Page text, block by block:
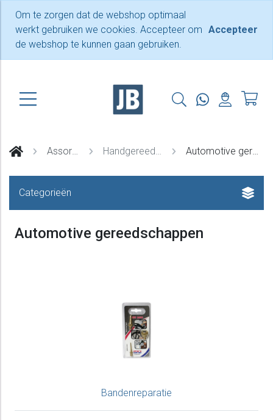
Om te zorgen dat de webshop optimaal
werkt gebruiken we cookies. Accepteer om
de webshop te kunnen gaan gebruiken.
Accepteer
Assortiment Handgereedschappen Automotive gereedschappen
Categorieën
Automotive gereedschappen
Bandenreparatie